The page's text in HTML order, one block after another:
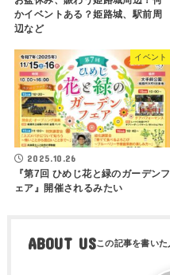
かイベントある？姫路城、駅前周
辺など
イベント
2025.10.26
『第7回 ひめじ花と緑のガーデンフ
ェア』開催されるみたい
ABOUT US